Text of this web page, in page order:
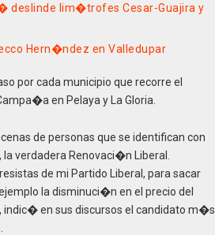
deslinde lim�trofes Cesar-Guajira y
Hern�ndez en Valledupar
por cada municipio que recorre el
en Pelaya y La Gloria.
de personas que se identifican con
verdadera Renovaci�n Liberal.
de mi Partido Liberal, para sacar
la disminuci�n en el precio del
indic� en sus discursos el candidato m�s